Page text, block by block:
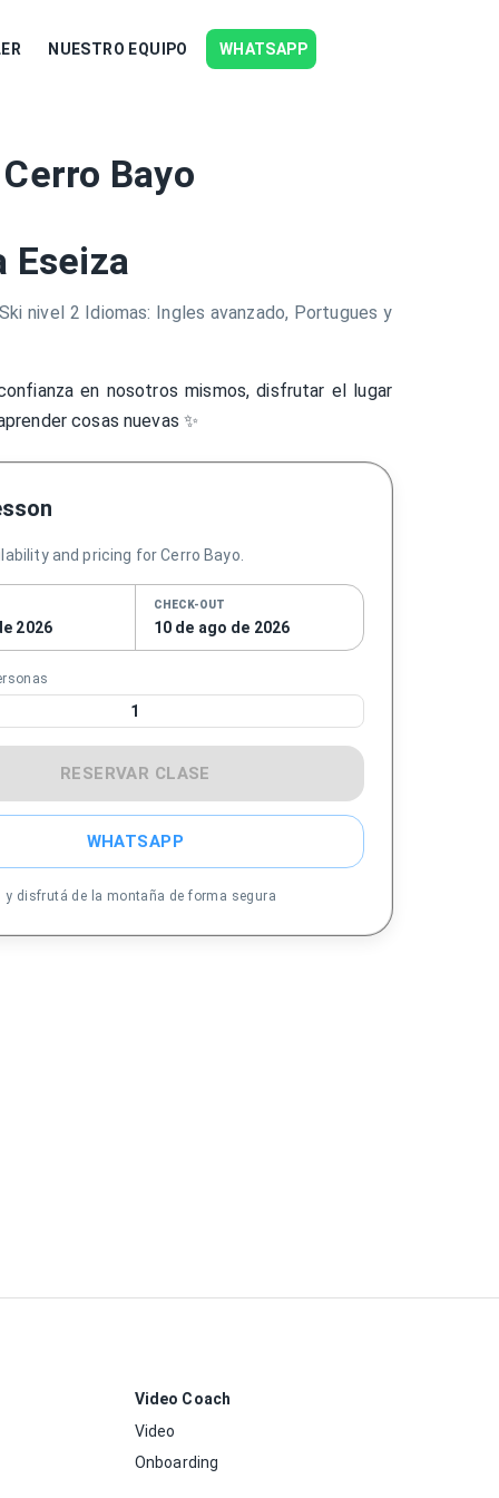
NUESTRO EQUIPO WHATSAPP
Bayo
Eseiza
nivel 2 Idiomas: Ingles avanzado, Portugues y
en nosotros mismos, disfrutar el lugar
cosas nuevas ✨
and pricing for Cerro Bayo.
2026
CHECK-OUT
10 de ago de 2026
1
RESERVAR CLASE
WHATSAPP
y disfrutá de la montaña de forma segura
Video Coach
Video
Onboarding